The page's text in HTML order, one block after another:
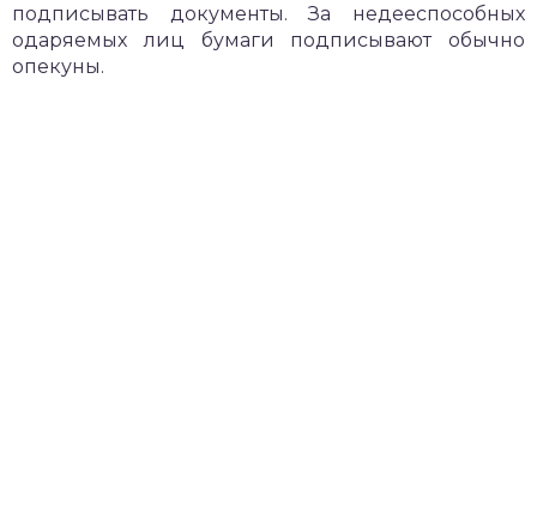
подписывать документы. За недееспособных
одаряемых лиц бумаги подписывают обычно
опекуны.